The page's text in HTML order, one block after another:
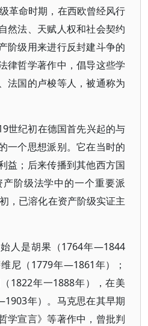
革命时期，在西欧曾经风行
然法、天赋人权和社会契约
阶级用来进行反封建斗争的
律哲学著作中，倡导这些学
法国的卢梭等人，被通称为
世纪初在德国首先兴起的与
一个思想派别。它在当时的
益；后来传播到其他西方国
阶级法学中的一个重要派
，已溶化在资产阶级实证主
人是胡果（1764年—1844
尼（1779年—1861年）；
1822年一1888年），在美
年）。马克思在其早期
学宣言》等著作中，曾批判